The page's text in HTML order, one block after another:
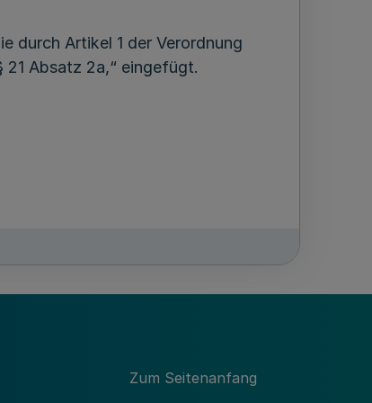
durch Artikel 1 der Verordnung
21 Absatz 2a,“ eingefügt.
Zum Seitenanfang